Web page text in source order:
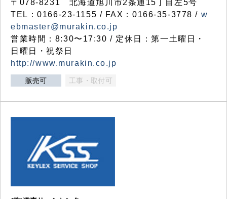
〒078-8231 北海道旭川市2条通15丁目左5号
TEL：0166-23-1155 / FAX：0166-35-3778 / w
ebmaster@murakin.co.jp
営業時間：8:30〜17:30 / 定休日：第一土曜日・
日曜日・祝祭日
http://www.murakin.co.jp
販売可 工事・取付可